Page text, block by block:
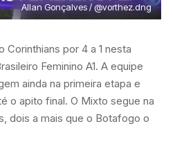
Allan Gonçalves / @vorthez.dng
Corinthians por 4 a 1 nesta
Feminino A1. A equipe
ainda na primeira etapa e
o apito final. O Mixto segue na
dois a mais que o Botafogo o